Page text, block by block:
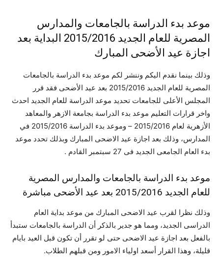
موعد بدء الدراسة بالجامعات والمدارس
المصرية للعام الجديد 2015/2016 البداية بعد
اجازة عيد الأضحى المبارك
وذلك بينما نقدم اليكم وننشر لكم موعد بدء الدراسة بالجامعات
المصرية للعام الجديد 2015/2016 بعد عيد الأضحى فقد قرر
المجلس الأعلى للجامعات تحديد موعد الدراسة للعام الجديد احدث
واخر قرارات التعليم موعد بدء الدراسة بجامعة الازهر والمعاهد
الأزهرية لعام 2015/2016 – وموعد بدء الدراسة 2015/2016 في
المدارس، وذلك بعد اجازة عيد الاضحى المبارك وبذلك تحدد موعد
بدء العام الجامعى الجديد فى 27 سبتمبر القادم .
موعد بدء الدراسة بالجامعات والمدارس المصرية
للعام الجديد 2015/2016 بعد عيد الأضحى مباشرة
وذلك نظرا لقرب عيد الاضحى المبارك من موعد بداية العام
الدراسى الجديد، ومما هو جدير بالذكر أن الدراسة بالجامعات ستبدأ
بالفعل بعد اجازة عيد الاضحى حتى لو تقرر أن تكون قبل العيد بايام
قليلة، وهذا القرار أسعد اولياء الامور ومن قبلهم الطلاب.